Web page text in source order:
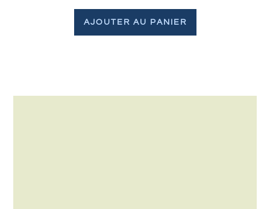
AJOUTER AU PANIER